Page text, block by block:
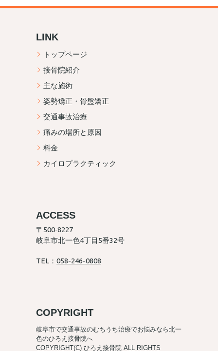
LINK
トップページ
接骨院紹介
主な施術
姿勢矯正・骨盤矯正
交通事故治療
痛みの場所と原因
料金
カイロプラクティック
ACCESS
〒500‐8227
岐阜市北一色4丁目5番32号
TEL： 058-246-0808
COPYRIGHT
岐阜市で交通事故のむちうち治療でお悩みなら北一
色のひろえ接骨院へ
COPYRIGHT(C) ひろえ接骨院 ALL RIGHTS